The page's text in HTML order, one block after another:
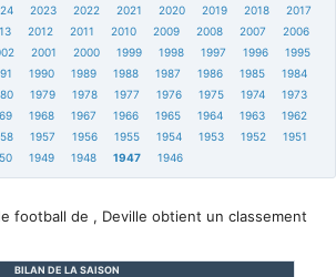
2023 2022 2021 2020 2019 2018
2017
2012 2011 2010 2009 2008 2007
2006
2001 2000 1999 1998 1997 1996
1995
1990 1989 1988 1987 1986 1985
1984
1979 1978 1977 1976 1975 1974
1973
1968 1967 1966 1965 1964 1963
1962
1957 1956 1955 1954 1953 1952
1951
1949 1948 1947 1946
football de , Deville obtient un classement
BILAN DE LA SAISON